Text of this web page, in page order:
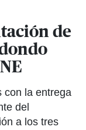
de
con la entrega
del
a los tres